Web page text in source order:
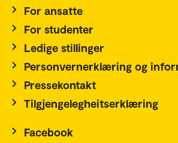
For ansatte
For studenter
Ledige stillinger
Personvernerklæring og
Pressekontakt
Tilgjengelegheitserklæring
Facebook